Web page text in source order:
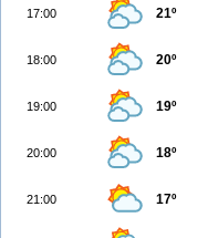
17:00 21º
18:00 20º
19:00 19º
20:00 18º
21:00 17º